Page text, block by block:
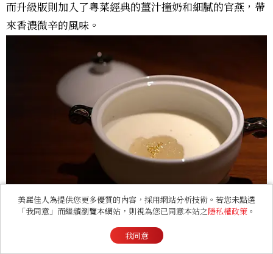
而升級版則加入了粵菜經典的薑汁撞奶和細膩的官燕，帶
來香濃微辛的風味。
美麗佳人為提供您更多優質的內容，採用網站分析技術。若您未點選
「我同意」而繼續瀏覽本網站，則視為您已同意本站之隱私權政策 。
我同意